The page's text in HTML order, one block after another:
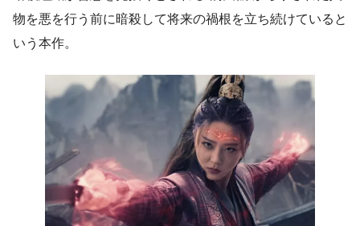
物を悪を行う前に暗殺して将来の禍根を立ち続けていると
いう本作。